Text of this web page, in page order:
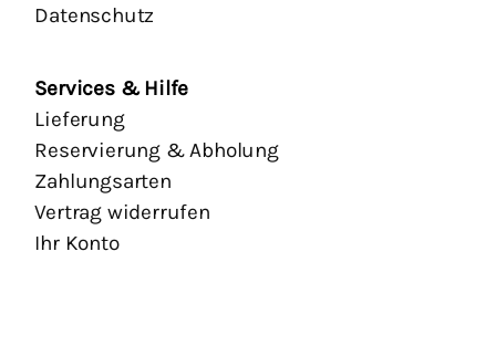
Datenschutz
Services & Hilfe
Lieferung
Reservierung & Abholung
Zahlungsarten
Vertrag widerrufen
Ihr Konto